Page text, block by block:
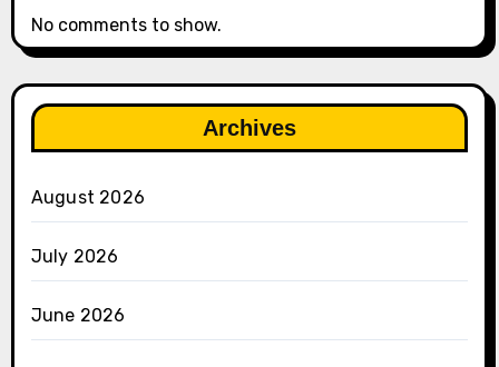
No comments to show.
Archives
August 2026
July 2026
June 2026